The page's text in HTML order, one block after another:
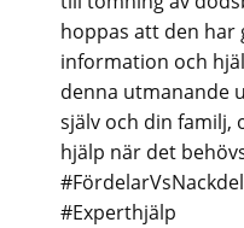
hoppas att den har
information och
denna utmanande
själv och din familj,
hjälp när det
#Experthjälp